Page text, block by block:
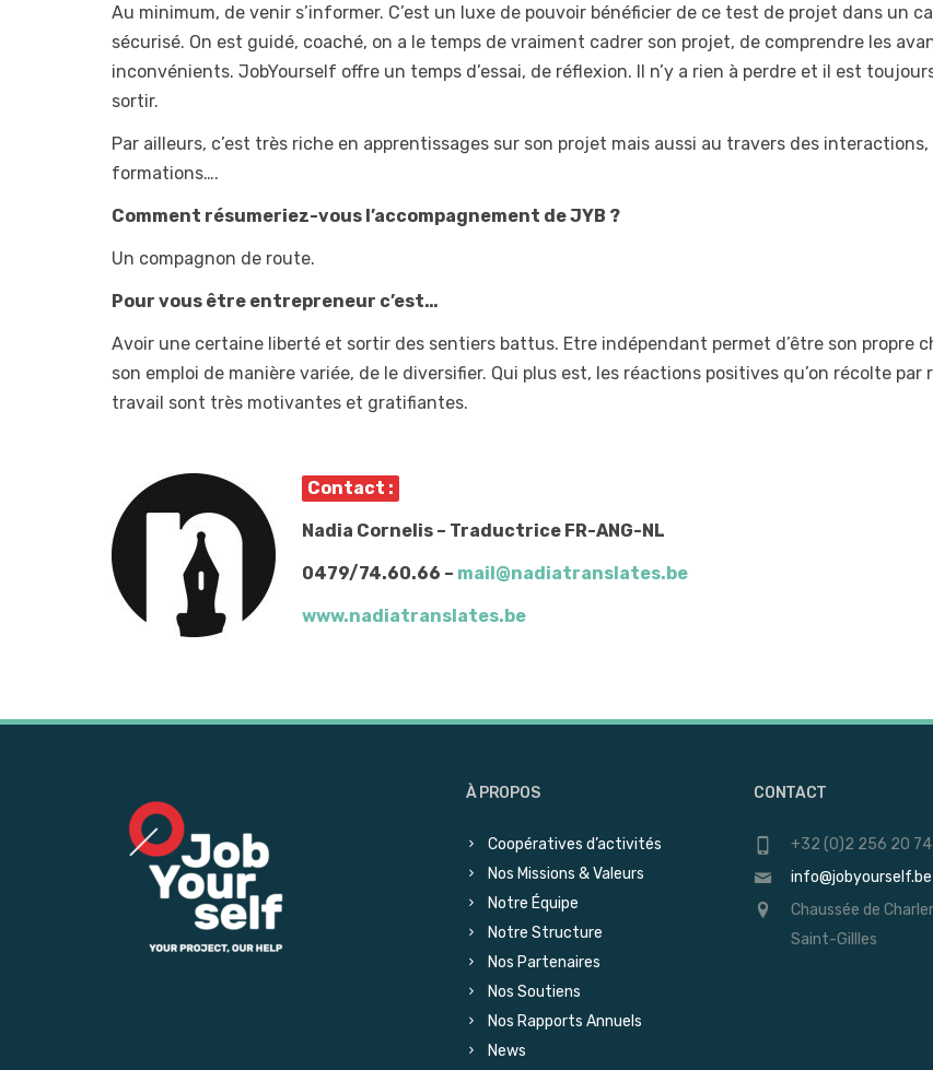
Au minimum, de venir s’informer. C’est un luxe de pouvoir bénéficier de ce test de projet dans un
sécurisé. On est guidé, coaché, on a le temps de vraiment cadrer son projet, de comprendre les
inconvénients. JobYourself offre un temps d’essai, de réflexion. Il n’y a rien à perdre et il est
sortir.
Par ailleurs, c’est très riche en apprentissages sur son projet mais aussi au travers des interactions,
formations….
Comment résumeriez-vous l’accompagnement de JYB ?
Un compagnon de route.
Pour vous être entrepreneur c’est…
Avoir une certaine liberté et sortir des sentiers battus. Etre indépendant permet d’être son propre
son emploi de manière variée, de le diversifier. Qui plus est, les réactions positives qu’on récolte par
travail sont très motivantes et gratifiantes.
Contact :
Nadia Cornelis – Traductrice FR-ANG-NL
0479/74.60.66 – mail@nadiatranslates.be
www.nadiatranslates.be
À PROPOS
Coopératives d’activités
Nos Missions & Valeurs
Notre Équipe
Notre Structure
Nos Partenaires
Nos Soutiens
Nos Rapports Annuels
News
CONTACT
+32 (0)2 256 20 74
info@jobyourself.be
Chaussée de
Saint-Gillles